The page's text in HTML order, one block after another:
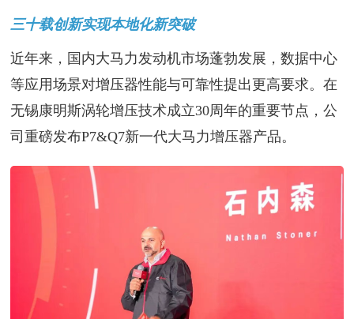
三十载创新实现本地化新突破
近年来，国内大马力发动机市场蓬勃发展，数据中心
等应用场景对增压器性能与可靠性提出更高要求。在
无锡康明斯涡轮增压技术成立30周年的重要节点，公
司重磅发布P7&Q7新一代大马力增压器产品。